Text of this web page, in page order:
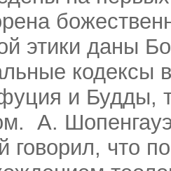
этики даны
кодексы
и Будды,
А.
говорил, что